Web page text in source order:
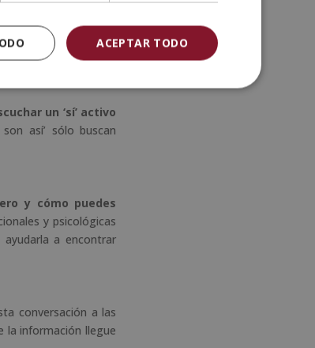
esenciales a las
un ‘sí’ activo
así’ sólo buscan
y cómo puedes
y psicológicas
a encontrar
conversación a las
la información llegue
ACEPTAR TODO